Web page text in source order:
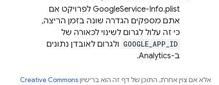
GoogleService-Info.plist לפרויקט אם
אתם מספקים הגדרה שונה בזמן הריצה,
כי זה עלול לגרום לשינוי לכאורה של
GOOGLE_APP_ID ולגרום לאובדן נתונים
ב-Analytics.
אלא אם צוין אחרת, התוכן של דף זה הוא ברישיוןCreative Commons